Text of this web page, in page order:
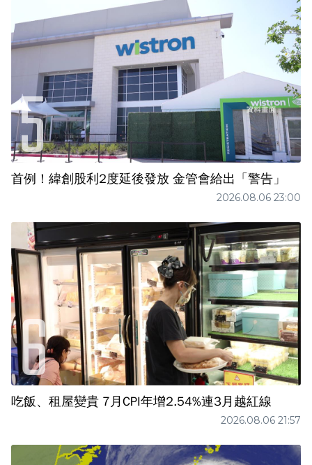
首例！緯創股利2度延後發放 金管會給出「警告」
2026.08.06 23:00
吃飯、租屋變貴 7月CPI年增2.54%連3月越紅線
2026.08.06 21:57